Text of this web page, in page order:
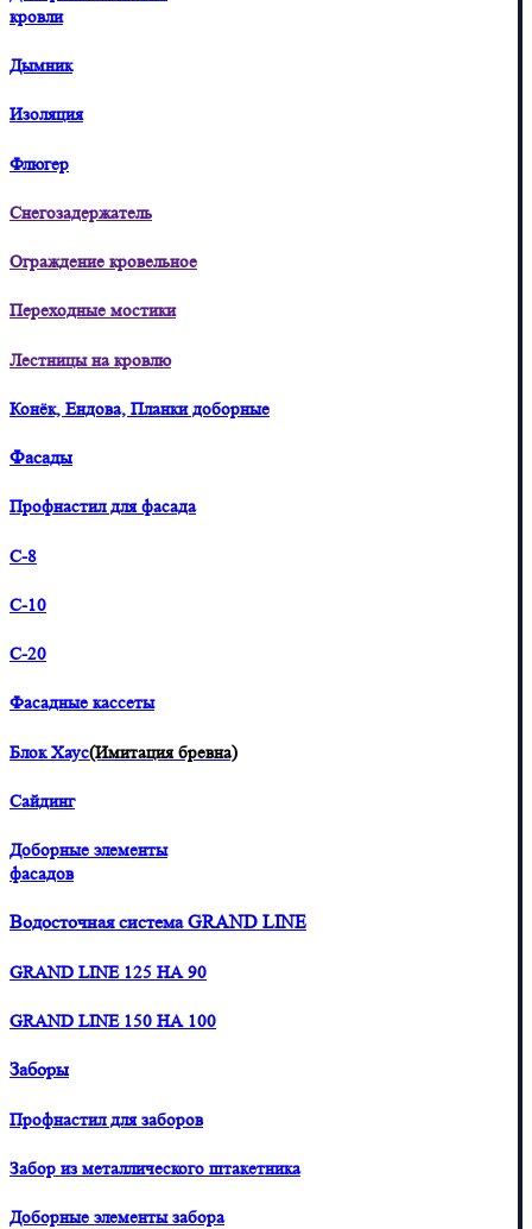
кровли
Дымник
Изоляция
Флюгер
Снегозадержатель
Ограждение кровельное
Переходные мостики
Лестницы на кровлю
Конёк, Ендова, Планки доборные
Фасады
Профнастил для фасада
С-8
С-10
С-20
Фасадные кассеты
Блок Хаус(Имитация бревна)
Сайдинг
Доборные элементы
фасадов
Водосточная система GRAND LINE
GRAND LINE 125 НА 90
GRAND LINE 150 НА 100
Заборы
Профнастил для заборов
Забор из металлического штакетника
Доборные элементы забора